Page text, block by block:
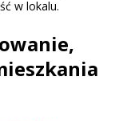
w lokalu.